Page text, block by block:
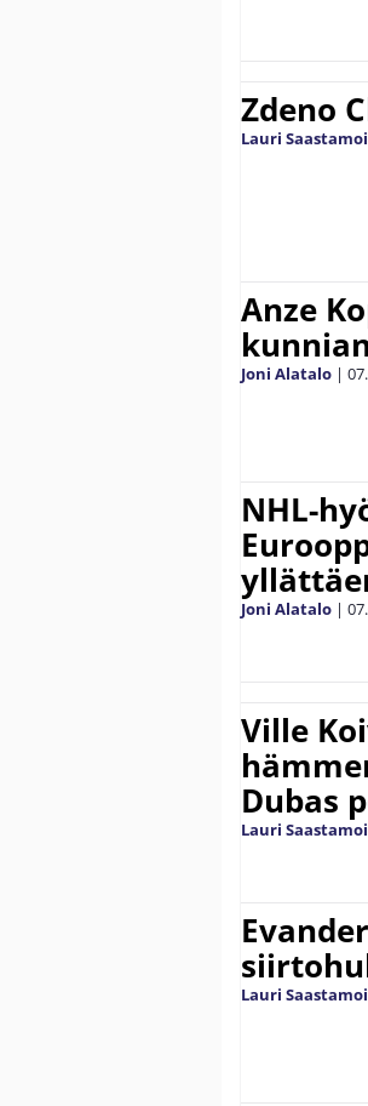
Zdeno
Lauri
Anze
Joni Alatalo |
NHL-
Joni Alatalo |
Ville
Dubas
Lauri
Lauri